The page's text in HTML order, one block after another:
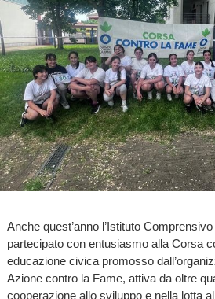
Anche quest’anno l’Istituto Comprensivo
partecipato con entusiasmo alla Corsa
educazione civica promosso
Azione contro la Fame, attiva da oltre
cooperazione allo sviluppo e nella lotta